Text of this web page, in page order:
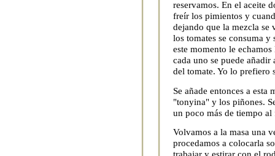
reservamos. En el aceite
freír los pimientos y
dejando que la mezcla se
los tomates se consuma
este momento le
cada uno se puede añadir
del tomate. Yo lo prefiero
Se añade entonces a esta
"tonyina" y los piñones.
un poco más de tiempo
Volvamos a la masa una
procedamos a colocarla
trabajar y estirar con el